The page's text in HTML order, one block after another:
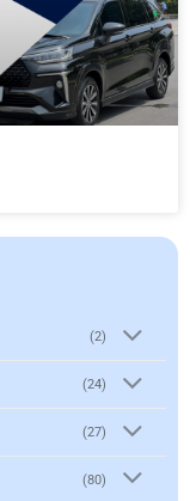
(2)
(24)
(27)
(80)